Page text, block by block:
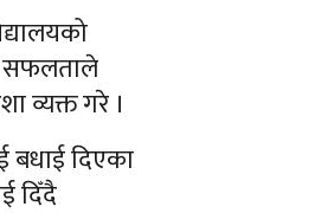
सफलताले
व्यक्त गरे ।
बधाई दिएका
दिँदै